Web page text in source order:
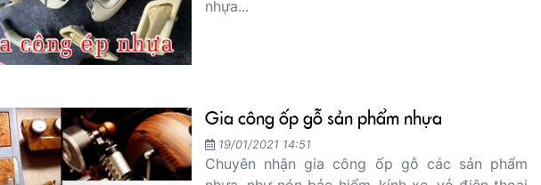
nhựa...
Gia công ốp gỗ sản phẩm nhựa
19/01/2021 14:51
Chuyên nhận gia công ốp gỗ các sản phẩm